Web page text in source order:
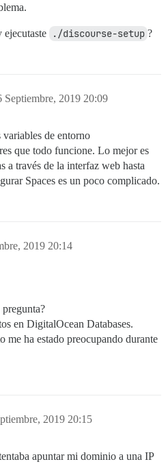
ejecutaste ./discourse-setup ?
Septiembre, 2019 20:09
variables de entorno
que todo funcione. Lo mejor es
a través de la interfaz web hasta
Spaces es un poco complicado.
2019 20:14
en DigitalOcean Databases.
me ha estado preocupando durante
2019 20:15
apuntar mi dominio a una IP